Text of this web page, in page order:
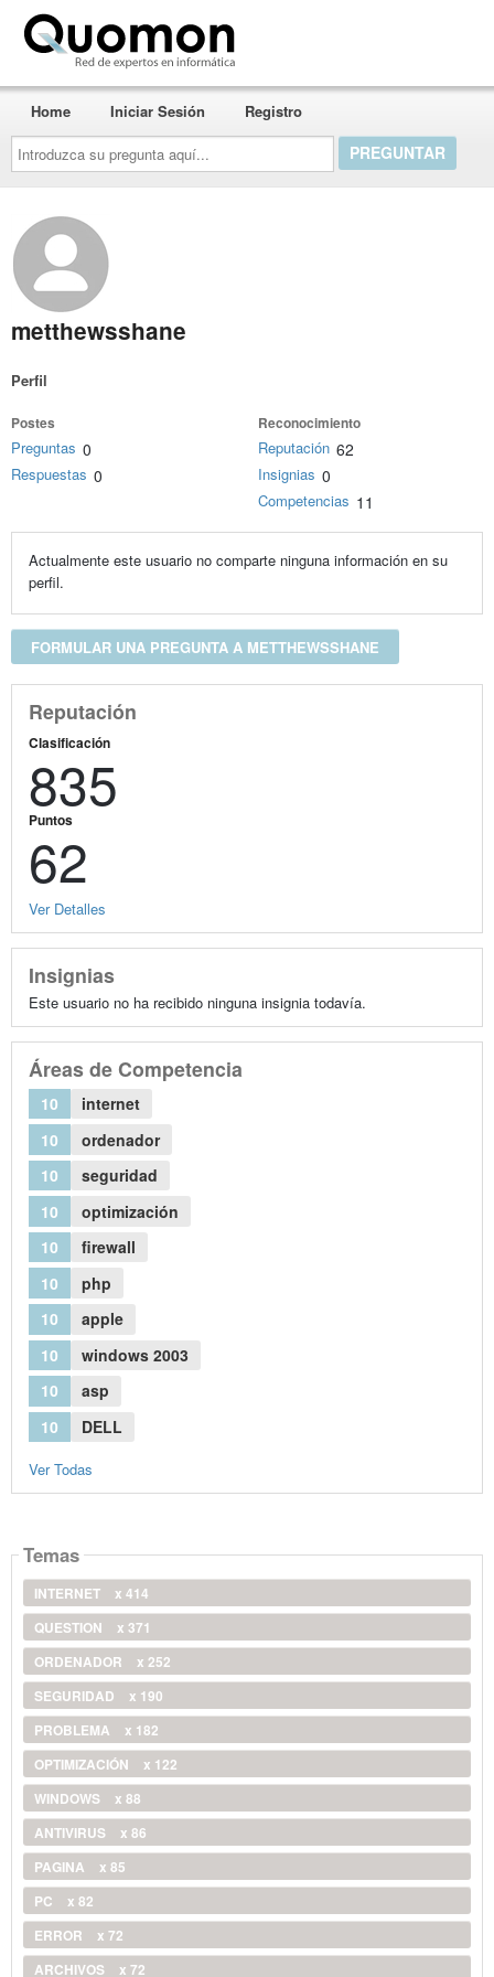
Introduzca
su
pregunta
aquí...
Home Iniciar Sesión Registro
metthewsshane
Perfil
Postes
Preguntas 0
Respuestas 0
Reconocimiento
Reputación 62
Insignias 0
Competencias 11
Actualmente este usuario no comparte ninguna información en su
perfil.
FORMULAR UNA PREGUNTA A METTHEWSSHANE
Reputación
Clasificación
835
Puntos
62
Ver Detalles
Insignias
Este usuario no ha recibido ninguna insignia todavía.
Áreas de Competencia
10
internet
10
ordenador
10
seguridad
10
optimización
10
firewall
10
php
10
apple
10
windows 2003
10
asp
10
DELL
Ver Todas
Temas
INTERNET
x 414
QUESTION
x 371
ORDENADOR
x 252
SEGURIDAD
x 190
PROBLEMA
x 182
OPTIMIZACIÓN
x 122
WINDOWS
x 88
ANTIVIRUS
x 86
PAGINA
x 85
PC
x 82
ERROR
x 72
ARCHIVOS
x 72